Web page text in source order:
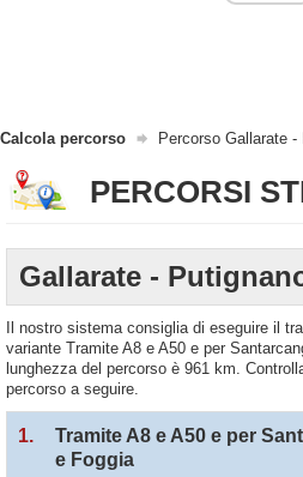
Calcola percorso Percorso Gallarate -
PERCORSI
Gallarate -
Il nostro sistema consiglia di eseguire il
variante Tramite A8 e A50 e per
lunghezza del percorso è 961 km.
percorso a seguire.
1.
Tramite A8 e A50 e per
e Foggia